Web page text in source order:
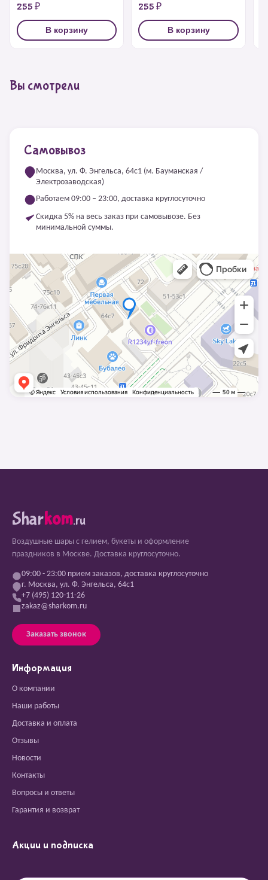
255 ₽
В корзину
255 ₽
В корзину
Вы смотрели
Самовывоз
Москва, ул. Ф. Энгельса, 64с1 (м. Бауманская /
Электрозаводская)
Работаем 09:00 – 23:00, доставка круглосуточно
Скидка 5% на весь заказ при самовывозе. Без
минимальной суммы.
Sharkom.ru
Воздушные шары с гелием, букеты и оформление
праздников в Москве. Доставка круглосуточно.
09:00 - 23:00 прием заказов, доставка круглосуточно
г. Москва, ул. Ф. Энгельса, 64с1
+7 (495) 120-11-26
zakaz@sharkom.ru
Заказать звонок
Информация
О компании
Наши работы
Доставка и оплата
Отзывы
Новости
Контакты
Вопросы и ответы
Гарантия и возврат
Акции и подписка